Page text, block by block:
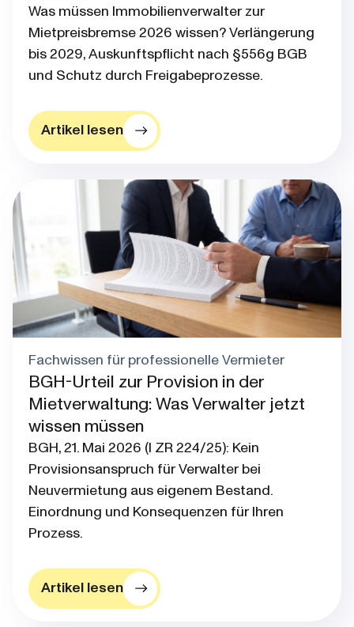
Was müssen Immobilienverwalter zur
Mietpreisbremse 2026 wissen? Verlängerung
bis 2029, Auskunftspflicht nach §556g BGB
und Schutz durch Freigabeprozesse.
Artikel lesen
Blog post thumbnail
Fachwissen für professionelle Vermieter
BGH-Urteil zur Provision in der
Mietverwaltung: Was Verwalter jetzt
wissen müssen
BGH, 21. Mai 2026 (I ZR 224/25): Kein
Provisionsanspruch für Verwalter bei
Neuvermietung aus eigenem Bestand.
Einordnung und Konsequenzen für Ihren
Prozess.
Artikel lesen